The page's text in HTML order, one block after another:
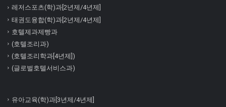
레저스포츠(학)과[2년제/4년제]
태권도융합(학)과[2년제/4년제]
호텔제과제빵과
(호텔조리과)
(호텔조리학과[4년제])
(글로벌호텔서비스과)
유아교육(학)과[3년제/4년제]